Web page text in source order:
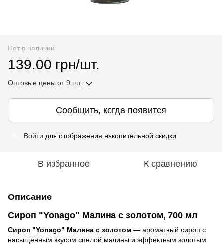
Нет в наличии
139.00 грн/шт.
Оптовые цены от 9 шт.
Сообщить, когда появится
Войти для отображения накопительной скидки
В избранное К сравнению
Описание
Сироп "Yonago" Малина с золотом, 700 мл
Сироп "Yonago" Малина с золотом — ароматный сироп с
насыщенным вкусом спелой малины и эффектным золотым